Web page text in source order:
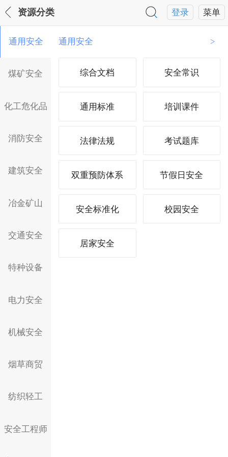
菜单
登录
资源分类
通用安全
煤矿安全
化工危化品
消防安全
建筑安全
冶金矿山
交通安全
特种设备
电力安全
机械安全
烟草商贸
纺织轻工
安全工程师
通用安全 >
综合文档 安全常识
通用标准 培训课件
法律法规 考试题库
双重预防体系 节假日安全
安全标准化 校园安全
居家安全